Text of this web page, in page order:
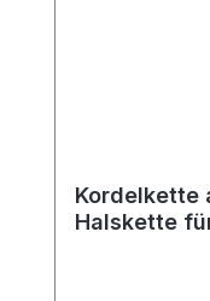
Kordelkette
Halskette